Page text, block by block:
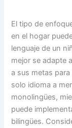
El tipo de
en el hogar
lenguaje de un
mejor se adapte
a sus metas
solo idioma a
monolingües,
puede
bilingües.